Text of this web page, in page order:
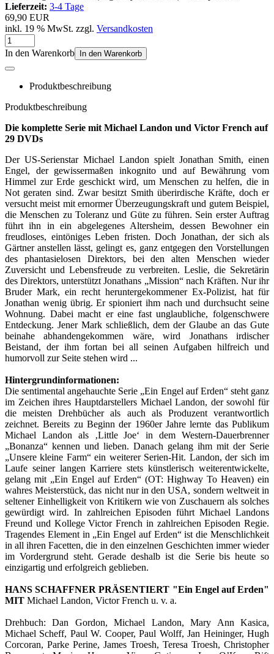
Lieferzeit: 3-4 Tage
69,90 EUR
inkl. 19 % MwSt. zzgl. Versandkosten
In den Warenkorb In den Warenkorb
Produktbeschreibung
Produktbeschreibung
Die komplette Serie mit Michael Landon und Victor French auf
29 DVDs
Der US-Serienstar Michael Landon spielt Jonathan Smith, einen
Engel, der gewissermaßen inkognito und auf Bewährung vom
Himmel zur Erde geschickt wird, um Menschen zu helfen, die in
Not geraten sind. Zwar besitzt Smith überirdische Kräfte, doch er
versucht meist mit ernormer Überzeugungskraft und gutem Beispiel,
die Menschen zu Toleranz und Güte zu führen. Sein erster Auftrag
führt ihn in ein abgelegenes Altersheim, dessen Bewohner ein
freudloses, eintöniges Leben fristen. Doch Jonathan, der sich als
Gärtner anstellen lässt, gelingt es, ganz entgegen den Vorstellungen
des phantasielosen Direktors, bei den alten Menschen wieder
Zuversicht und Lebensfreude zu verbreiten. Leslie, die Sekretärin
des Direktors, unterstützt Jonathans „Mission“ nach Kräften. Nur ihr
Bruder Mark, ein recht heruntergekommener Ex-Polizist, hat für
Jonathan wenig übrig. Er spioniert ihm nach und durchsucht seine
Wohnung. Dabei macht er eine fast unglaubliche, folgenschwere
Entdeckung. Jener Mark schließlich, dem der Glaube an das Gute
beinahe abhandengekommen wäre, wird Jonathans irdischer
Beistand, der ihm fortan bei all seinen Aufgaben hilfreich und
humorvoll zur Seite stehen wird ...
Hintergrundinformationen:
Die sentimental angehauchte Serie „Ein Engel auf Erden“ steht ganz
im Zeichen ihres Hauptdarstellers Michael Landon, der sowohl für
die meisten Drehbücher als auch als Produzent verantwortlich
zeichnet. Bereits zu Beginn der 1960er Jahre lernte das Publikum
Michael Landon als ‚Little Joe‘ in dem Western-Dauerbrenner
„Bonanza“ kennen und lieben. Danach gelang ihm mit der Serie
„Unsere kleine Farm“ ein weiterer Serien-Hit. Landon, der sich im
Laufe seiner langen Karriere stets künstlerisch weiterentwickelte,
gelang mit „Ein Engel auf Erden“ (OT: Highway To Heaven) ein
wahres Meisterstück, das nicht nur in den USA, sondern weltweit in
seltener Einhelligkeit von Kritikern wie von Zuschauern als solches
gewürdigt wird. In zahlreichen Episoden führt Michael Landons
Freund und Kollege Victor French in zahlreichen Episoden Regie.
Tragendes Element in „Ein Engel auf Erden“ ist die Menschlichkeit
in all ihren Facetten, die in den einzelnen Geschichten immer wieder
im Vordergrund steht. Gerade deshalb ist die Serie bis heute so
einzigartig und erfolgreich geblieben.
HANS SCHAFFNER PRÄSENTIERT "Ein Engel auf Erden"
MIT Michael Landon, Victor French u. v. a.
Drehbuch: Dan Gordon, Michael Landon, Mary Ann Kasica,
Michael Scheff, Paul W. Cooper, Paul Wolff, Jan Heininger, Hugh
Corcoran, Parke Perine, James Troesh, Teresa Troesh, Christopher